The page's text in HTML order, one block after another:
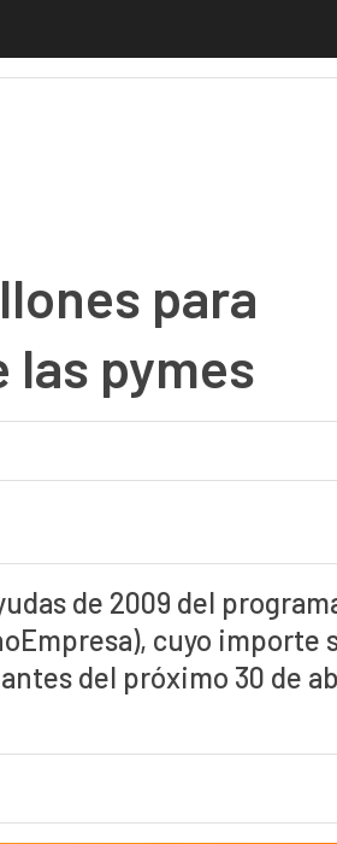
para
las pymes
de 2009 del
cuyo importe
del próximo 30 de